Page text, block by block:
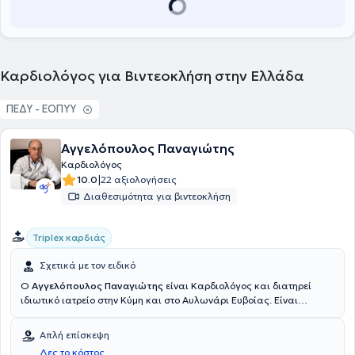
Καρδιολόγος για Βιντεοκλήση στην Ελλάδα
ΠΕΔΥ - ΕΟΠΥΥ
Αγγελόπουλος Παναγιώτης
Καρδιολόγος
10.0|22 αξιολογήσεις
Διαθεσιμότητα για βιντεοκλήση
Triplex καρδιάς
Σχετικά με τον ειδικό
Ο Αγγελόπουλος Παναγιώτης είναι Καρδιολόγος και διατηρεί
ιδιωτικό ιατρείο στην Κύμη και στο Αυλωνάρι Ευβοίας. Είναι
Καποδιστριακού Πανεπιστημίου Αθηνών καθώς και Διδάκτορας
Ιατρικής του προαναφερθέντος πανεπιστημίου. Στο πλαίσιο της
Απλή επίσκεψη
Δες το κόστος